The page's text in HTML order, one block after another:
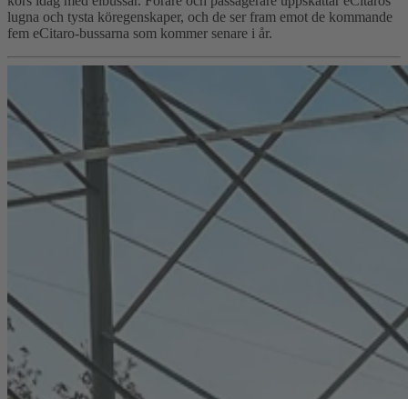
lugna och tysta köregenskaper, och de ser fram emot de kommande
fem eCitaro-bussarna som kommer senare i år.